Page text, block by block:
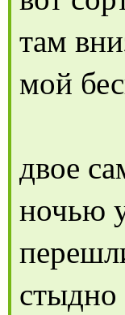
там
мой
двое
ночью